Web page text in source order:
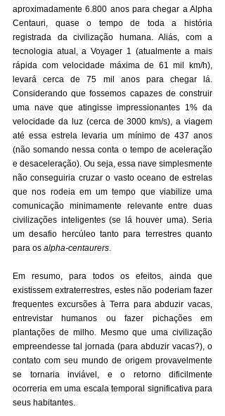
aproximadamente 6.800 anos para chegar a Alpha
Centauri, quase o tempo de toda a história
registrada da civilização humana. Aliás, com a
tecnologia atual, a Voyager 1 (atualmente a mais
rápida com velocidade máxima de 61 mil km/h),
levará cerca de 75 mil anos para chegar lá.
Considerando que fossemos capazes de construir
uma nave que atingisse impressionantes 1% da
velocidade da luz (cerca de 3000 km/s), a viagem
até essa estrela levaria um mínimo de 437 anos
(não somando nessa conta o tempo de aceleração
e desaceleração). Ou seja, essa nave simplesmente
não conseguiria cruzar o vasto oceano de estrelas
que nos rodeia em um tempo que viabilize uma
comunicação minimamente relevante entre duas
civilizações inteligentes (se lá houver uma). Seria
um desafio hercúleo tanto para terrestres quanto
para os alpha-centaurers.
Em resumo, para todos os efeitos, ainda que
existissem extraterrestres, estes não poderiam fazer
frequentes excursões à Terra para abduzir vacas,
entrevistar humanos ou fazer pichações em
plantações de milho. Mesmo que uma civilização
empreendesse tal jornada (para abduzir vacas?), o
contato com seu mundo de origem provavelmente
se tornaria inviável, e o retorno dificilmente
ocorreria em uma escala temporal significativa para
seus habitantes.